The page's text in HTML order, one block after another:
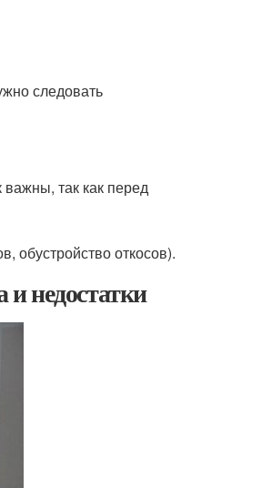
следовать
так как перед
обустройство откосов).
недостатки